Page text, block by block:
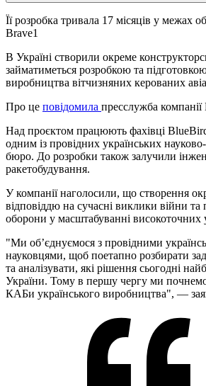
Її розробка тривала 17 місяців у межах
Brave1
В Україні створили окреме
займатиметься розробкою та
виробництва вітчизняних керованих
Про це повідомила пресслужба
Над проєктом працюють фахівці
одним із провідних українських
бюро. До розробки також залучили
ракетобудування.
У компанії наголосили, що створення
відповіддю на сучасні виклики війни
оборони у масштабуванні високоточних
"Ми об’єднуємося з провідними
науковцями, щоб поетапно розбирати
та аналізувати, які рішення сьогодні
України. Тому в першу чергу ми
КАБи українського виробництва", —